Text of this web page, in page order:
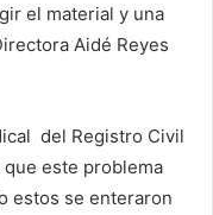
el material y una
Aidé Reyes
del Registro Civil
este problema
estos se enteraron